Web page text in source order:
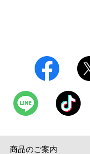
商品のご案内